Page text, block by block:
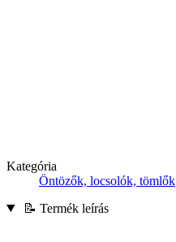
Kategória
Öntözők, locsolók, tömlők
📝 Termék leírás